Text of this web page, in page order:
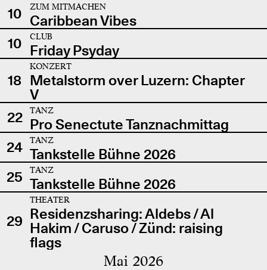
10
ZUM MITMACHEN
Caribbean Vibes
10
CLUB
Friday Psyday
18
KONZERT
Metalstorm over Luzern: Chapter
V
22
TANZ
Pro Senectute Tanznachmittag
24
TANZ
Tankstelle Bühne 2026
25
TANZ
Tankstelle Bühne 2026
29
THEATER
Residenzsharing: Aldebs / Al
Hakim / Caruso / Zünd: raising
flags
Mai 2026